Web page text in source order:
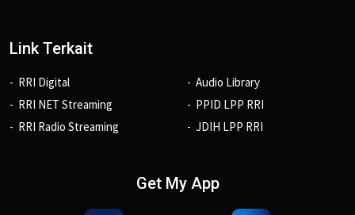
Link Terkait
RRI Digital
RRI NET Streaming
RRI Radio Streaming
Audio Library
PPID LPP RRI
JDIH LPP RRI
Get My App